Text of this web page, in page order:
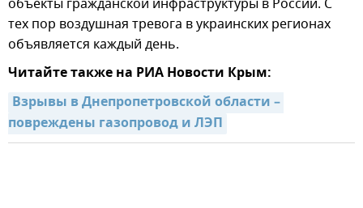
объекты гражданской инфраструктуры в России. С
тех пор воздушная тревога в украинских регионах
объявляется каждый день.
Читайте также на РИА Новости Крым:
Взрывы в Днепропетровской области –
повреждены газопровод и ЛЭП